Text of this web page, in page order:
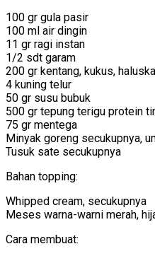
100 gr gula pasir
100 ml air dingin
11 gr ragi instan
1/2 sdt garam
200 gr kentang, kukus,
4 kuning telur
50 gr susu bubuk
500 gr tepung terigu protein
75 gr mentega
Minyak goreng secukupnya,
Tusuk sate secukupnya
Bahan topping:
Whipped cream, secukupnya
Meses warna-warni merah,
Cara membuat: